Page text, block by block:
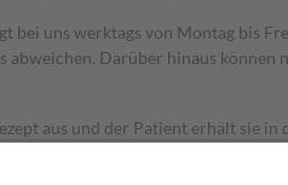
bei uns werktags von Montag bis
Darüber hinaus
aus und der Patient erhält sie
des Abgabepreises,